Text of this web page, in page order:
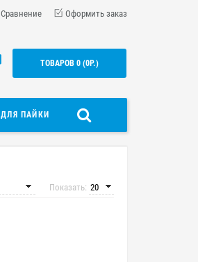
Сравнение Оформить заказ
ТОВАРОВ 0 (0Р.)
ДЛЯ ПАЙКИ
Показать: